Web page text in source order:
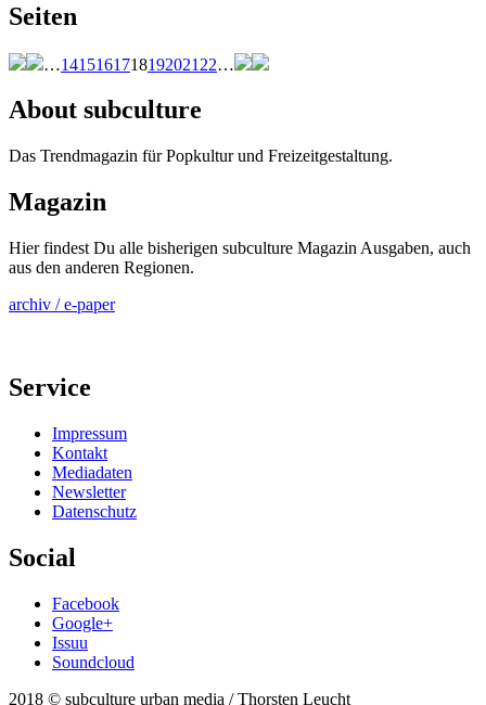
Seiten
…1415161718192021 22…
About subculture
Das Trendmagazin für Popkultur und Freizeitgestaltung.
Magazin
Hier findest Du alle bisherigen subculture Magazin Ausgaben, auch
aus den anderen Regionen.
archiv / e-paper
Service
Impressum
Kontakt
Mediadaten
Newsletter
Datenschutz
Social
Facebook
Google+
Issuu
Soundcloud
2018 © subculture urban media / Thorsten Leucht